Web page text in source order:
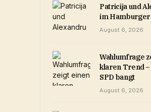
Patricija und
im Hamburger
August 6, 2026
Wahlumfrage
klaren Trend
SPD bangt
August 6, 2026